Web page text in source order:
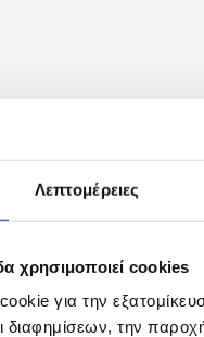
Λεπτομέρειες
χρησιμοποιεί cookies
για την
διαφημίσεων, την